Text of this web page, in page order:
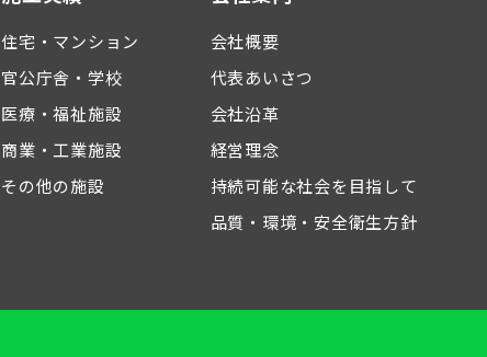
住宅・マンション
官公庁舎・学校
医療・福祉施設
商業・工業施設
その他の施設
会社概要
代表あいさつ
会社沿革
経営理念
持続可能な社会を目指して
品質・環境・安全衛生方針